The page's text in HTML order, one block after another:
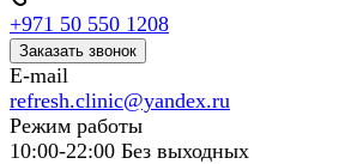
+971 50 550 1208
Заказать звонок
E-mail
refresh.clinic@yandex.ru
Режим работы
10:00-22:00 Без выходных